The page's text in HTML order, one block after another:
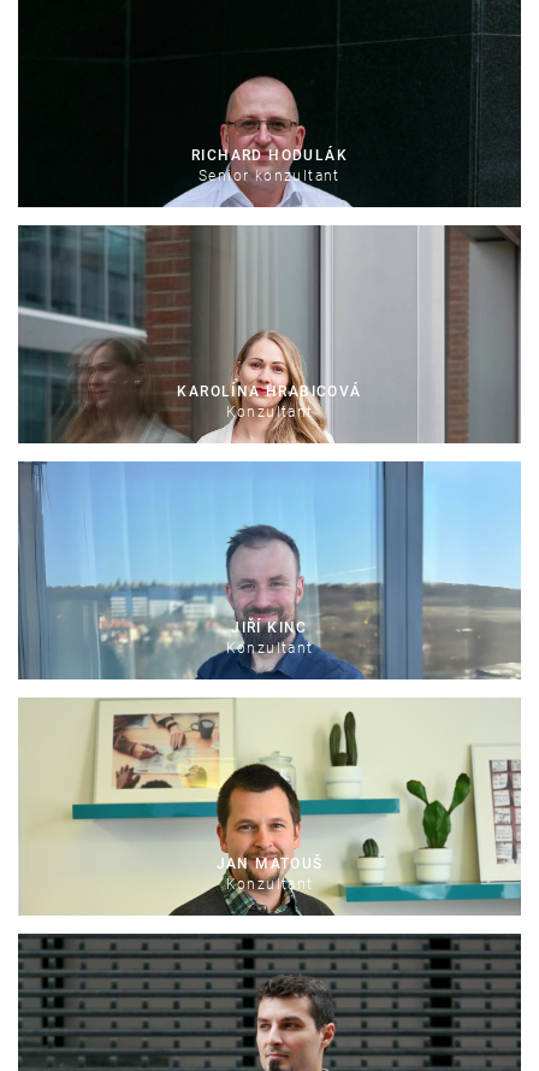
RICHARD HODULÁK
Senior konzultant
KAROLÍNA HRABICOVÁ
Konzultant
JIŘÍ KINC
Konzultant
JAN MATOUŠ
Konzultant